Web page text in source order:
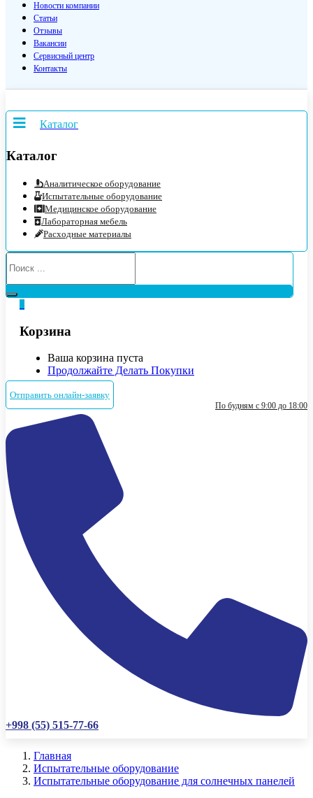
Новости компании
Статьи
Отзывы
Вакансии
Сервисный центр
Контакты
Каталог
Каталог
Аналитическое оборудование
Испытательные оборудование
Медицинское оборудование
Лабораторная мебель
Расходные материалы
Корзина
Ваша корзина пуста
Продолжайте Делать Покупки
Отправить онлайн-заявку
По будням с 9:00 до 18:00
+998 (55) 515-77-66
Главная
Испытательные оборудование
Испытательные оборудование для солнечных панелей